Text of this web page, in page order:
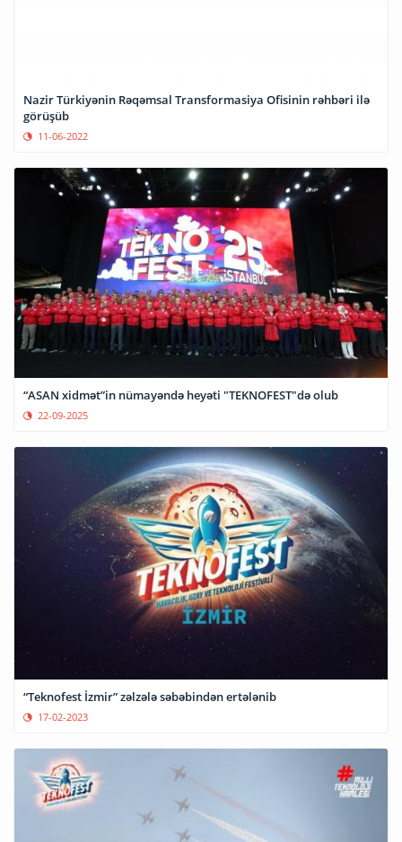
Nazir Türkiyənin Rəqəmsal Transformasiya Ofisinin rəhbəri ilə
görüşüb
11-06-2022
“ASAN xidmət”in nümayəndə heyəti "TEKNOFEST"də olub
22-09-2025
“Teknofest İzmir” zəlzələ səbəbindən ertələnib
17-02-2023